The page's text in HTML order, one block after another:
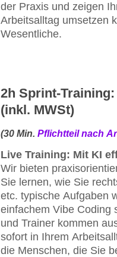
der Praxis und zeigen
Arbeitsalltag umsetzen
Wesentliche.
2h Sprint-Training:
(inkl. MWSt)
(30 Min. Pflichtteil nach
Live Training: Mit KI
Wir bieten
Sie lernen, wie Sie
etc. typische Aufgaben
einfachem Vibe Coding
und Trainer kommen
sofort in Ihrem
die Menschen, die Sie